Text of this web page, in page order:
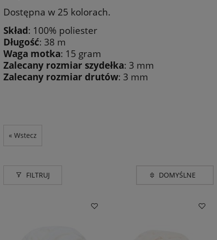
Dostępna w 25 kolorach.
Skład: 100% poliester
Długość: 38 m
Waga motka: 15 gram
Zalecany rozmiar szydełka: 3 mm
Zalecany rozmiar drutów: 3 mm
« Wstecz
FILTRUJ